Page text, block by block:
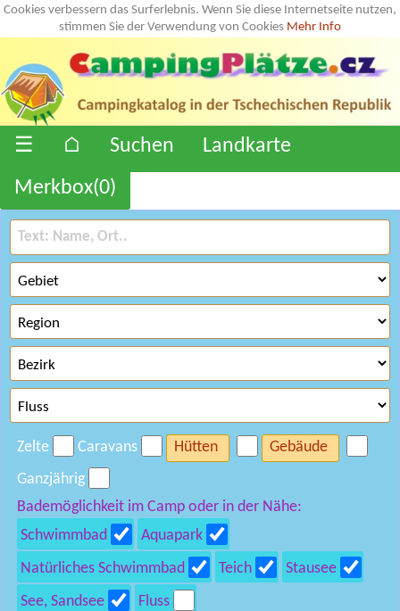
Cookies verbessern das Surferlebnis. Wenn Sie diese Internetseite nutzen,
stimmen Sie der Verwendung von Cookies Mehr Info
☰ ⌂ Suchen
Landkarte
Merkbox(0)
Zelte Caravans Hütten
Gebäude
Ganzjährig
Bademöglichkeit im Camp oder in der Nähe:
Schwimmbad
Aquapark
Natürliches Schwimmbad
Teich
Stausee
See, Sandsee
Fluss